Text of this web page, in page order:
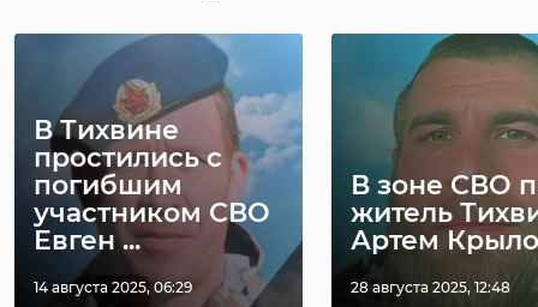
В Тихвине
простились с
погибшим
участником СВО
Евген ...
14 августа 2025, 06:29
В зоне СВО
житель
Артем
28 августа 2025, 12:48